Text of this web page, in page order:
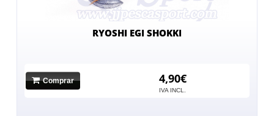
RYOSHI EGI SHOKKI
Comprar 4,90€
IVA INCL.